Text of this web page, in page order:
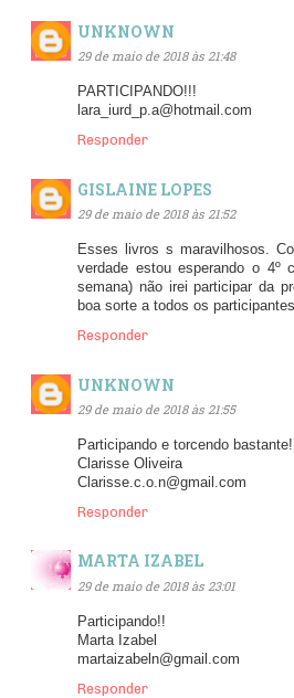
UNKNOWN
29 de maio de 2018 às 21:48
PARTICIPANDO!!!
lara_iurd_p.a@hotmail.com
Responder
GISLAINE LOPES
29 de maio de 2018 às 21:52
Esses livros s maravilhosos.
verdade estou esperando o 4º
semana) não irei participar da
boa sorte a todos os
Responder
UNKNOWN
29 de maio de 2018 às 21:55
Participando e torcendo bastante!
Clarisse Oliveira
Clarisse.c.o.n@gmail.com
Responder
MARTA IZABEL
29 de maio de 2018 às 23:01
Participando!!
Marta Izabel
martaizabeln@gmail.com
Responder